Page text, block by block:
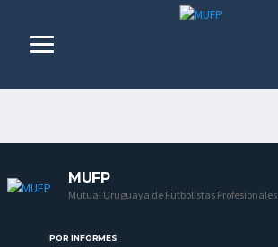
MUFP
Mutual Uruguaya de Futbolistas Profesionales
POR INFORMES